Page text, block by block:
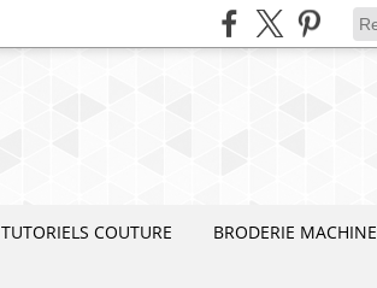
TUTORIELS COUTURE BRODERIE MACHINE